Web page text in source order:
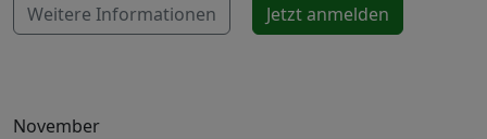
Weitere Informationen Jetzt anmelden
November